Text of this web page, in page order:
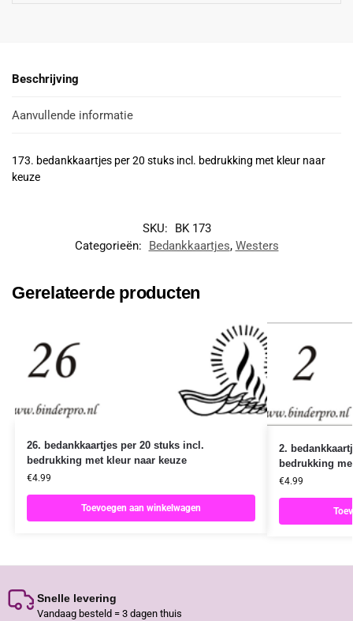
Beschrijving
Aanvullende informatie
173. bedankkaartjes per 20 stuks incl. bedrukking met kleur naar
keuze
SKU:
BK 173
Categorieën:
Bedankkaartjes, Westers
Gerelateerde producten
26. bedankkaartjes per 20 stuks incl.
bedrukking met kleur naar keuze
€4.99
Toevoegen aan winkelwagen
2.
bedrukking
€4.99
Snelle levering
Vandaag besteld = 3 dagen thuis